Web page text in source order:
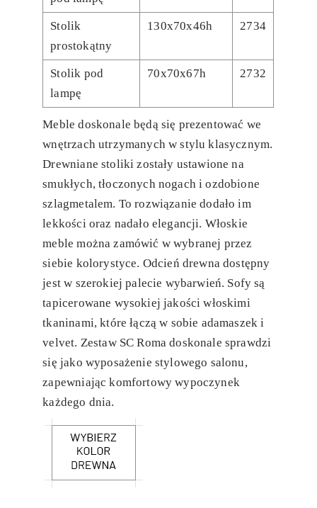
Stolik
prostokątny
130x70x46h 2734
Stolik pod
lampę
70x70x67h 2732
Meble doskonale będą się prezentować we
wnętrzach utrzymanych w stylu klasycznym.
Drewniane stoliki zostały ustawione na
smukłych, tłoczonych nogach i ozdobione
szlagmetalem. To rozwiązanie dodało im
lekkości oraz nadało elegancji. Włoskie
meble można zamówić w wybranej przez
siebie kolorystyce. Odcień drewna dostępny
jest w szerokiej palecie wybarwień. Sofy są
tapicerowane wysokiej jakości włoskimi
tkaninami, które łączą w sobie adamaszek i
velvet. Zestaw SC Roma doskonale sprawdzi
się jako wyposażenie stylowego salonu,
zapewniając komfortowy wypoczynek
każdego dnia.